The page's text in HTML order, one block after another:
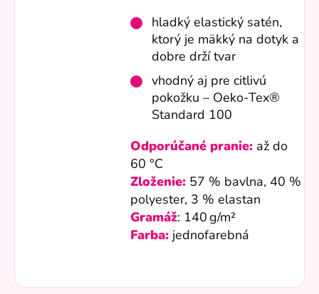
hladký elastický satén,
ktorý je mäkký na dotyk a
dobre drží tvar
vhodný aj pre citlivú
pokožku – Oeko-Tex®
Standard 100
Odporúčané pranie: až do
60 °C
Zloženie: 57 % bavlna, 40 %
polyester, 3 % elastan
Gramáž: 140 g/m²
Farba: jednofarebná